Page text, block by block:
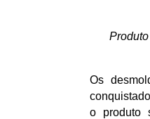
Os
o produto